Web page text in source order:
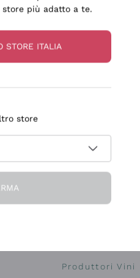
Produttori Vini
store più adatto a te.
STORE ITALIA
store